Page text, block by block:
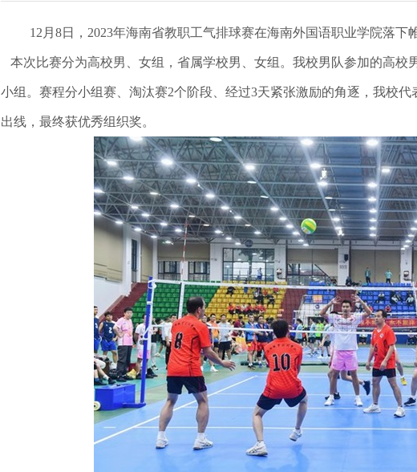
12月8日，2023年海南省教职工气排球赛在海南外国语职业学院落下
本次比赛分为高校男、女组，省属学校男、女组。我校男队参加的高校
小组。赛程分小组赛、淘汰赛2个阶段、经过3天紧张激励的角逐，我校
出线，最终获优秀组织奖。